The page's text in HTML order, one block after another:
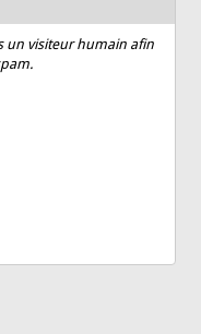
un visiteur humain afin